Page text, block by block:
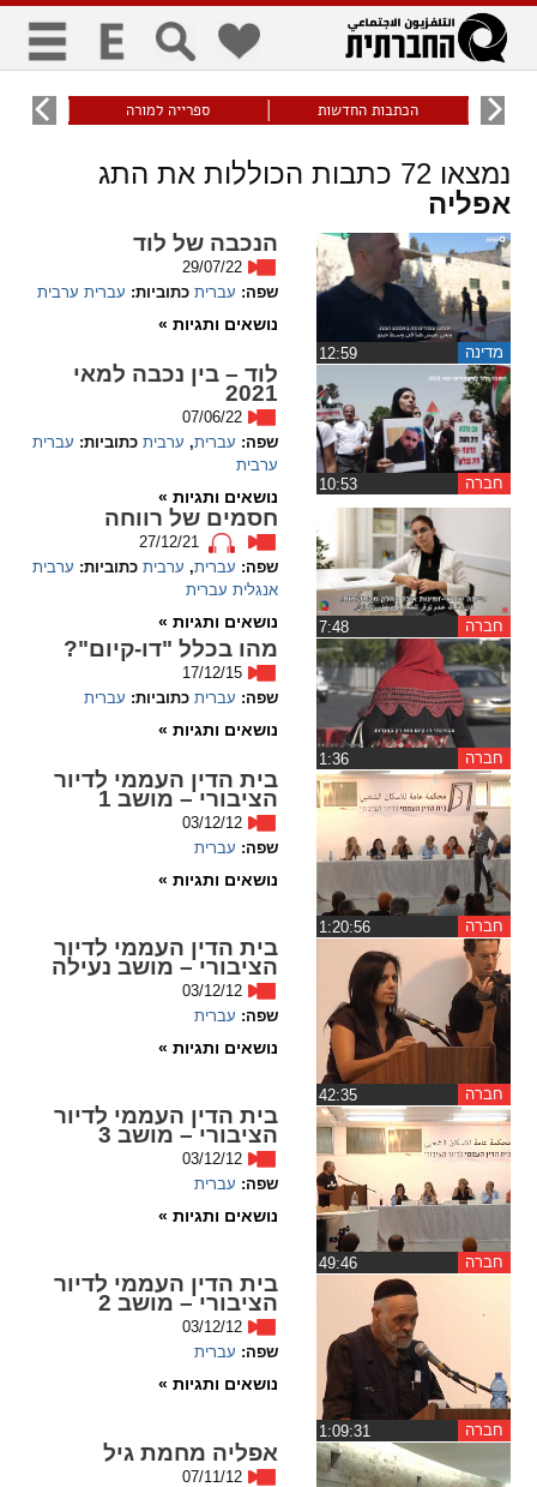
כללי
visibility_off
ביטול הבהובים
keyboard
ניווט מקלדת
title
סימון כותרות
זום
zoom_out
zoom_in
גופנים
remove_circle_outline
Decrease font
add_circle_outline
Increase font
spellcheck
ניגודיות צבעים
brightness_high
ניגודיות בהירה ניגודיות כהה
קישורים
format_underlined
קו תחתי לקישורים סימון קישורים
flag
משוב
הכתבות החדשות ספרייה למורה עוני
נמצאו72 כתבות הכוללות את התג
אפליה
מדינה
הנכבה של לוד
29/07/22
שפה: עברית כתוביות: עברית ערבית
נושאים ותגיות »
חברה
לוד – בין נכבה למאי
2021
07/06/22
שפה: עברית, ערבית כתוביות: עברית
ערבית
נושאים ותגיות »
חברה
חסמים של רווחה
27/12/21
שפה: עברית, ערבית כתוביות: ערבית
אנגלית עברית
נושאים ותגיות »
חברה
מהו בכלל "דו-קיום"?
17/12/15
שפה: עברית כתוביות: עברית
נושאים ותגיות »
חברה
בית הדין העממי לדיור
הציבורי – מושב 1
03/12/12
שפה: עברית
נושאים ותגיות »
חברה
בית הדין העממי לדיור
הציבורי – מושב נעילה
03/12/12
שפה: עברית
נושאים ותגיות »
חברה
בית הדין העממי לדיור
הציבורי – מושב 3
03/12/12
שפה: עברית
נושאים ותגיות »
חברה
בית הדין העממי לדיור
הציבורי – מושב 2
03/12/12
שפה: עברית
נושאים ותגיות »
אפליה מחמת גיל
07/11/12